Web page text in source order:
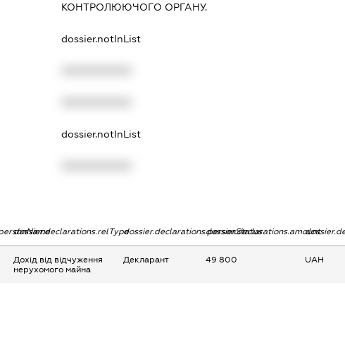
КОНТРОЛЮЮЧОГО ОРГАНУ.
dossier.notInList
dossier.notInList
dossier.declarations.relTypedossier.declarations.personStatusdossier.declarations.amount
Дохід від відчуження
нерухомого майна
Декларант 49 800 UAH